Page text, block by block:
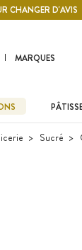
CHANGER D'AVIS
MARQUES
Sucré